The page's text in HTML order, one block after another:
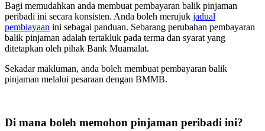
Bagi memudahkan anda membuat pembayaran balik pinjaman
peribadi ini secara konsisten. Anda boleh merujuk jadual
pembiayaan ini sebagai panduan. Sebarang perubahan pembayaran
balik pinjaman adalah tertakluk pada terma dan syarat yang
ditetapkan oleh pihak Bank Muamalat.
Sekadar makluman, anda boleh membuat pembayaran balik
pinjaman melalui pesaraan dengan BMMB.
Di mana boleh memohon pinjaman peribadi ini?